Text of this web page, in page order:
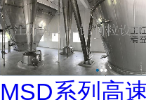
MSD系列高